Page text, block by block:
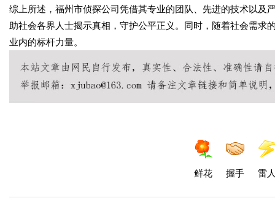
综上所述，福州市侦探公司凭借其专业的团队、先进的技术以及
助社会各界人士揭示真相，守护公平正义。同时，随着社会需
业内的标杆力量。
鲜花 握手 雷